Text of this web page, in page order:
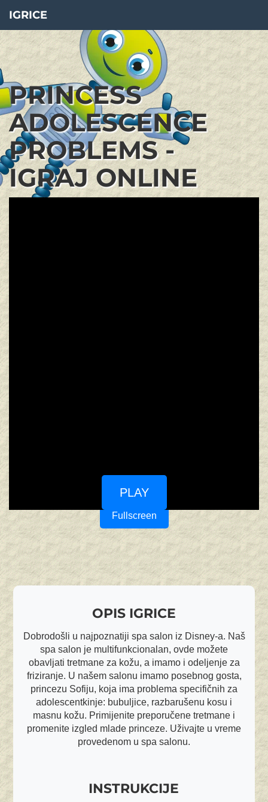
IGRICE
PRINCESS
ADOLESCENCE
PROBLEMS -
IGRAJ ONLINE
PLAY
Fullscreen
OPIS IGRICE
Dobrodošli u najpoznatiji spa salon iz Disney-a. Naš
spa salon je multifunkcionalan, ovde možete
obavljati tretmane za kožu, a imamo i odeljenje za
friziranje. U našem salonu imamo posebnog gosta,
princezu Sofiju, koja ima problema specifičnih za
adolescentkinje: bubuljice, razbarušenu kosu i
masnu kožu. Primijenite preporučene tretmane i
promenite izgled mlade princeze. Uživajte u vreme
provedenom u spa salonu.
INSTRUKCIJE